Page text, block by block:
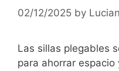
02/12/2025 by
Las sillas plegables
para ahorrar espacio